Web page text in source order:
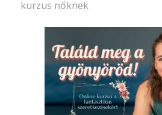
kurzus nőknek